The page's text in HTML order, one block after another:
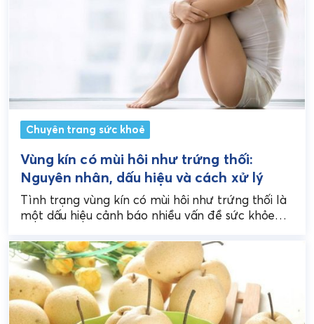
Chuyên trang sức khoẻ
Vùng kín có mùi hôi như trứng thối:
Nguyên nhân, dấu hiệu và cách xử lý
Tình trạng vùng kín có mùi hôi như trứng thối là
một dấu hiệu cảnh báo nhiều vấn đề sức khỏe